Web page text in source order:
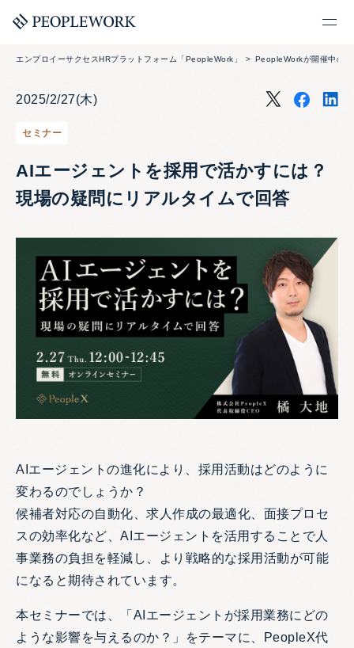
エンプロイーサクセスHRプラットフォーム「PeopleWork」 PeopleWorkが開催中のセ
2025/2/27(木)
セミナー
AIエージェントを採用で活かすには？
現場の疑問にリアルタイムで回答
AIエージェントの進化により、採用活動はどのように
変わるのでしょうか？
候補者対応の自動化、求人作成の最適化、面接プロセ
スの効率化など、AIエージェントを活用することで人
事業務の負担を軽減し、より戦略的な採用活動が可能
になると期待されています。
本セミナーでは、「AIエージェントが採用業務にどの
ような影響を与えるのか？」をテーマに、PeopleX代